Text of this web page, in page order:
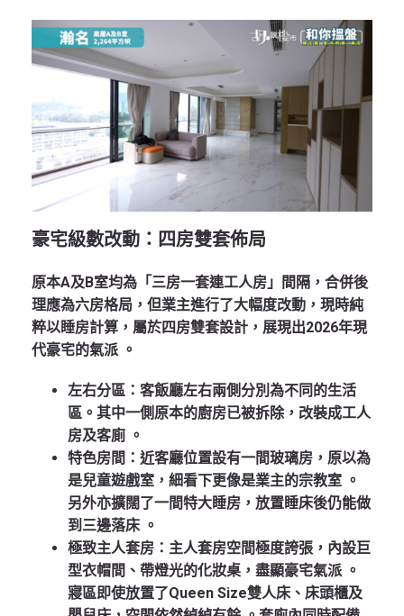
豪宅級數改動：四房雙套佈局
原本A及B室均為「三房一套連工人房」間隔，合併後
理應為六房格局，但業主進行了大幅度改動，現時純
粹以睡房計算，屬於四房雙套設計，展現出2026年現
代豪宅的氣派 。
左右分區 ：客飯廳左右兩側分別為不同的生活
區。其中一側原本的廚房已被拆除，改裝成工人
房及客廁 。
特色房間 ：近客廳位置設有一間玻璃房，原以為
是兒童遊戲室，細看下更像是業主的宗教室 。
另外亦擴闊了一間特大睡房，放置睡床後仍能做
到三邊落床 。
極致主人套房 ：主人套房空間極度誇張，內設巨
型衣帽間、帶燈光的化妝桌，盡顯豪宅氣派 。
寢區即使放置了Queen Size雙人床、床頭櫃及